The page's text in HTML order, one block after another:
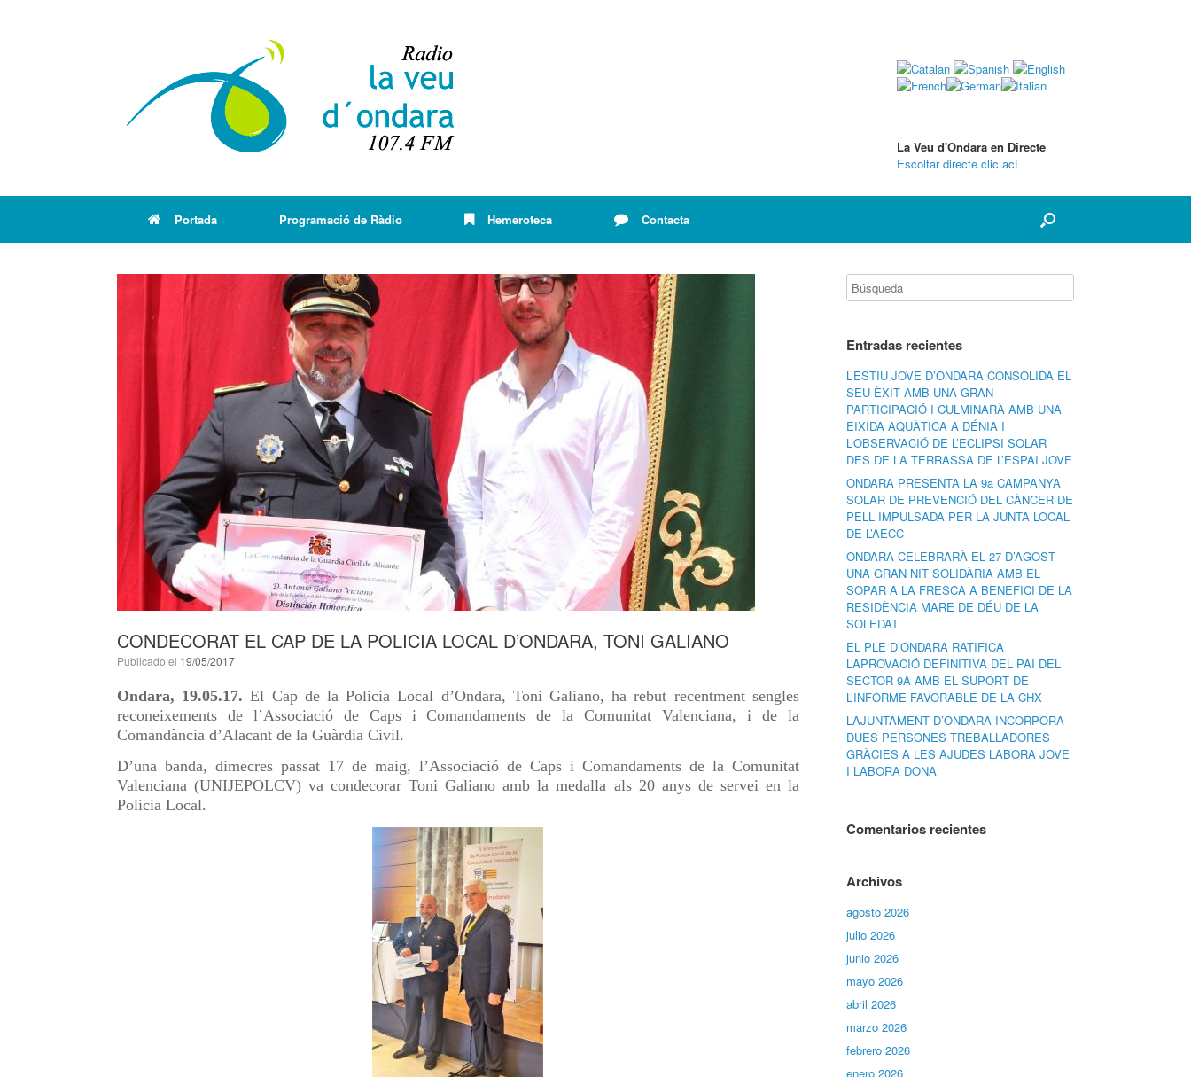
La Veu d'Ondara en Directe
Escoltar directe clic ací
Portada Programació de Ràdio Hemeroteca Contacta
CONDECORAT EL CAP DE LA POLICIA LOCAL D’ONDARA, TONI GALIANO
Publicado el 19/05/2017
Ondara, 19.05.17. El Cap de la Policia Local d’Ondara, Toni Galiano, ha rebut recentment sengles
reconeixements de l’Associació de Caps i Comandaments de la Comunitat Valenciana, i de la
Comandància d’Alacant de la Guàrdia Civil.
D’una banda, dimecres passat 17 de maig, l’Associació de Caps i Comandaments de la Comunitat
Valenciana (UNIJEPOLCV) va condecorar Toni Galiano amb la medalla als 20 anys de servei en la
Policia Local.
Entradas recientes
L’ESTIU JOVE D’ONDARA CONSOLIDA EL
SEU ÈXIT AMB UNA GRAN
PARTICIPACIÓ I CULMINARÀ AMB UNA
EIXIDA AQUÀTICA A DÉNIA I
L’OBSERVACIÓ DE L’ECLIPSI SOLAR
DES DE LA TERRASSA DE L’ESPAI JOVE
ONDARA PRESENTA LA 9a CAMPANYA
SOLAR DE PREVENCIÓ DEL CÀNCER DE
PELL IMPULSADA PER LA JUNTA LOCAL
DE L’AECC
ONDARA CELEBRARÀ EL 27 D’AGOST
UNA GRAN NIT SOLIDÀRIA AMB EL
SOPAR A LA FRESCA A BENEFICI DE LA
RESIDÈNCIA MARE DE DÉU DE LA
SOLEDAT
EL PLE D’ONDARA RATIFICA
L’APROVACIÓ DEFINITIVA DEL PAI DEL
SECTOR 9A AMB EL SUPORT DE
L’INFORME FAVORABLE DE LA CHX
L’AJUNTAMENT D’ONDARA INCORPORA
DUES PERSONES TREBALLADORES
GRÀCIES A LES AJUDES LABORA JOVE
I LABORA DONA
Comentarios recientes
Archivos
agosto 2026
julio 2026
junio 2026
mayo 2026
abril 2026
marzo 2026
febrero 2026
enero 2026